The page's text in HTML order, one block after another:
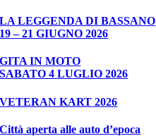
LA LEGGENDA DI BASSANO
19 – 21 GIUGNO 2026
GITA IN MOTO
SABATO 4 LUGLIO 2026
VETERAN KART 2026
Città aperta alle auto d’epoca